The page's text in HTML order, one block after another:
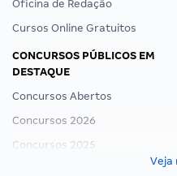
Oficina de Redação
Cursos Online Gratuitos
CONCURSOS PÚBLICOS EM
DESTAQUE
Concursos Abertos
Concursos 2026
Concursos 2025
Concurso Nacional Unificado
Veja